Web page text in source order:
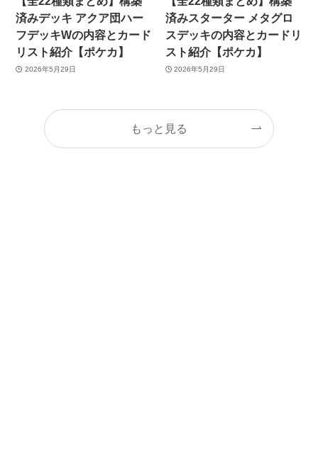
済みデッキ アクア団ハー
フデッキWの内容とカード
リスト紹介【ポケカ】
2026年5月29日
済みスターター メタグロ
スデッキの内容とカードリ
スト紹介【ポケカ】
2026年5月29日
もっと見る